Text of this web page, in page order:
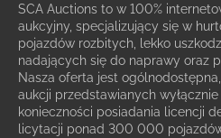
SCA Auctions to w 100%
aukcyjny, specjalizujący się w
pojazdów rozbitych, lekko
nadających się do naprawy oraz
Nasza oferta jest
aukcji przedstawianych
konieczności posiadania licencji
licytacji ponad 300 000